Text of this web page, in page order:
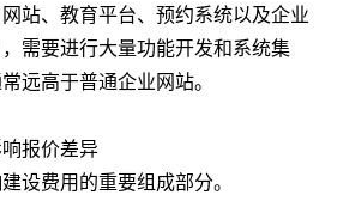
站、教育平台、预约系统以及企业
需要进行大量功能开发和系统集
远高于普通企业网站。
报价差异
设费用的重要组成部分。